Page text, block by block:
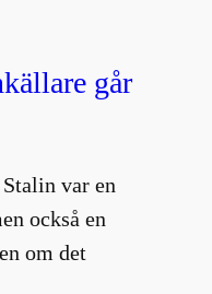
går
var en
också en
om det